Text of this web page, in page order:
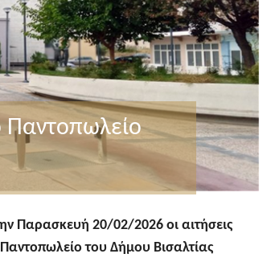
Παντοπωλείο
Παρασκευή 20/02/2026 οι αιτήσεις
του Δήμου Βισαλτίας